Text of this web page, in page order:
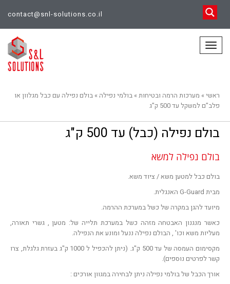
contact@snl-solutions.co.il
תפריט
ראשי» מערכות הרמה ובטיחות»בולמי נפילה »בולם נפילה עם כבל מגלוון או
פלב”ם למשקל עד 500 ק”ג
בולם נפילה (כבל) עד 500 ק"ג
בולם נפילה למשא
בולם כבל למטען משא / ציוד משא.
מבית G-Guard האנגלית.
מיועד להגן במקרה של כשל במערכת ההרמה.
כאשר מנגנון האבטחה מזהה כשל במערכת תלייה של: מטען , גשרי תאורה,
מעליות משא וכו' , הבולם נפילה ננעל ומונע את הנפילה.
מקסימום העמסה של עד 500 ק"ג. (ניתן להכפיל ל 1000 ק"ג בעזרת גלגלת, צרו
קשר לפרטים נוספים).
אורך הכבל של בולמי נפילה ניתן לבחירה במגוון אורכים :